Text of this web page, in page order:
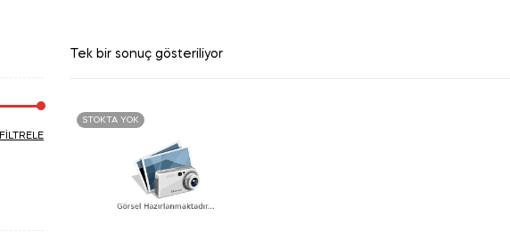
Tek bir sonuç gösteriliyor
STOKTA YOK
FILTRELE